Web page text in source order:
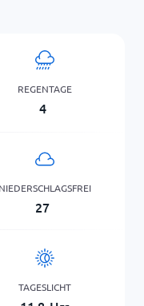
REGENTAGE
4
NIEDERSCHLAGSFREI
27
TAGESLICHT